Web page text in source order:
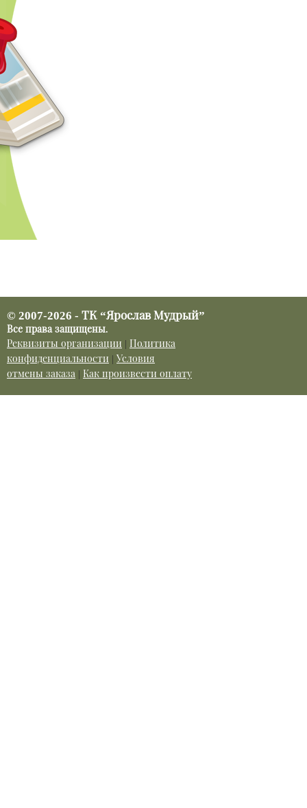
© 2007-2026 - ТК “Ярослав Мудрый”
Все права защищены.
Реквизиты организации
Политика
конфиденциальности
Условия
отмены заказа
Как произвести оплату